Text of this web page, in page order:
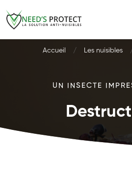
Accueil Les nuisibles
UN INSECTE